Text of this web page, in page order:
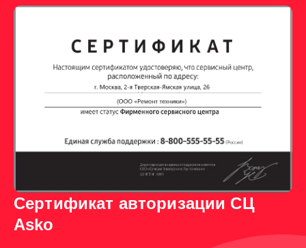
Сертификат авторизации СЦ
Asko